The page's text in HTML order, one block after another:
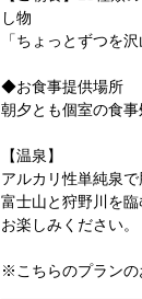
し物
「ちょっとずつを
◆お食事提供場所
朝夕とも個室の食事
【温泉】
アルカリ性単純泉で
富士山と狩野川を
お楽しみください。
※こちらのプランの